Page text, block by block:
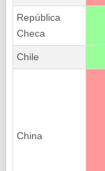
República
Checa
Chile
China